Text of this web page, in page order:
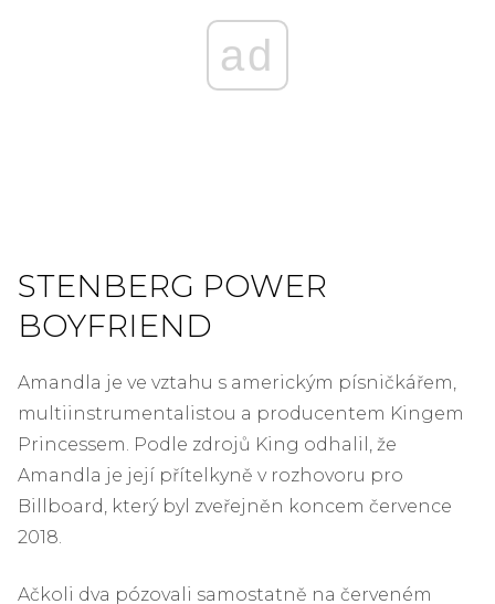
ad
STENBERG POWER
BOYFRIEND
Amandla je ve vztahu s americkým písničkářem,
multiinstrumentalistou a producentem Kingem
Princessem. Podle zdrojů King odhalil, že
Amandla je její přítelkyně v rozhovoru pro
Billboard, který byl zveřejněn koncem července
2018.
Ačkoli dva pózovali samostatně na červeném